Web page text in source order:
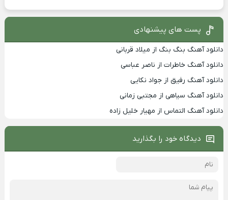
پست های پیشنهادی
دانلود آهنگ بنگ بنگ از میلاد قربانی
دانلود آهنگ خاطرات از ناصر عباسی
دانلود آهنگ رفیق از جواد نکایی
دانلود آهنگ سیاهی از مجتبی زمانی
دانلود آهنگ التماس از مهیار خلیل زاده
دیدگاه خود را بگذارید